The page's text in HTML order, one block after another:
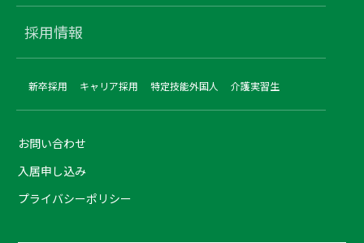
採用情報
新卒採用 キャリア採用 特定技能外国人 介護実習生
お問い合わせ
入居申し込み
プライバシーポリシー